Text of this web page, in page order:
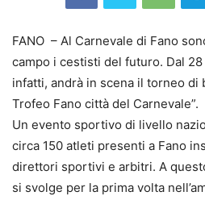
FANO – Al Carnevale di Fano
campo i cestisti del futuro. Dal
infatti, andrà in scena il torneo di
Trofeo Fano città del Carnevale”.
Un evento sportivo di livello
circa 150 atleti presenti a Fano
direttori sportivi e arbitri. A
si svolge per la prima volta